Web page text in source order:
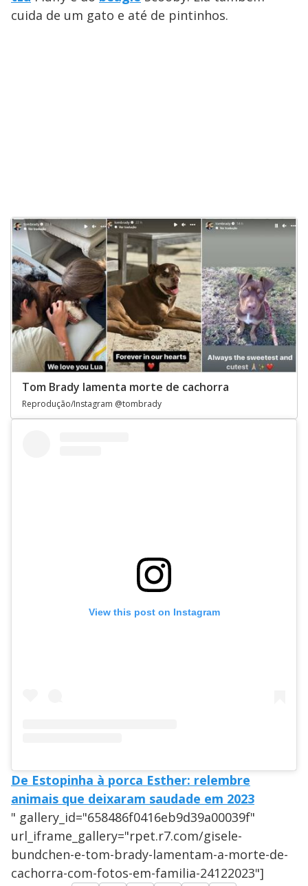
cuida de um gato e até de pintinhos.
Tom Brady lamenta morte de cachorra
Reprodução/Instagram @tombrady
View this post on Instagram
De Estopinha à porca Esther: relembre
animais que deixaram saudade em 2023
" gallery_id="658486f0416eb9d39a00039f"
url_iframe_gallery="rpet.r7.com/gisele-
bundchen-e-tom-brady-lamentam-a-morte-de-
cachorra-com-fotos-em-familia-24122023"]